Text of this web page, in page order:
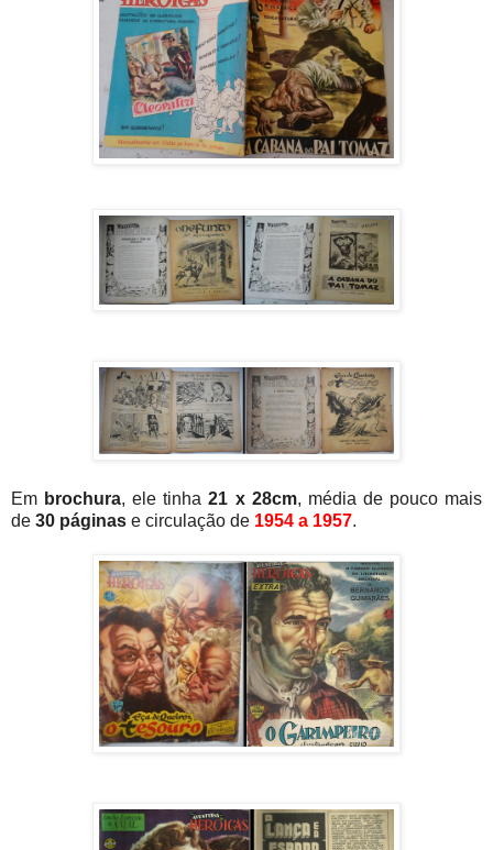
Em brochura, ele tinha 21 x 28cm, média de pouco mais
de 30 páginas e circulação de 1954 a 1957.